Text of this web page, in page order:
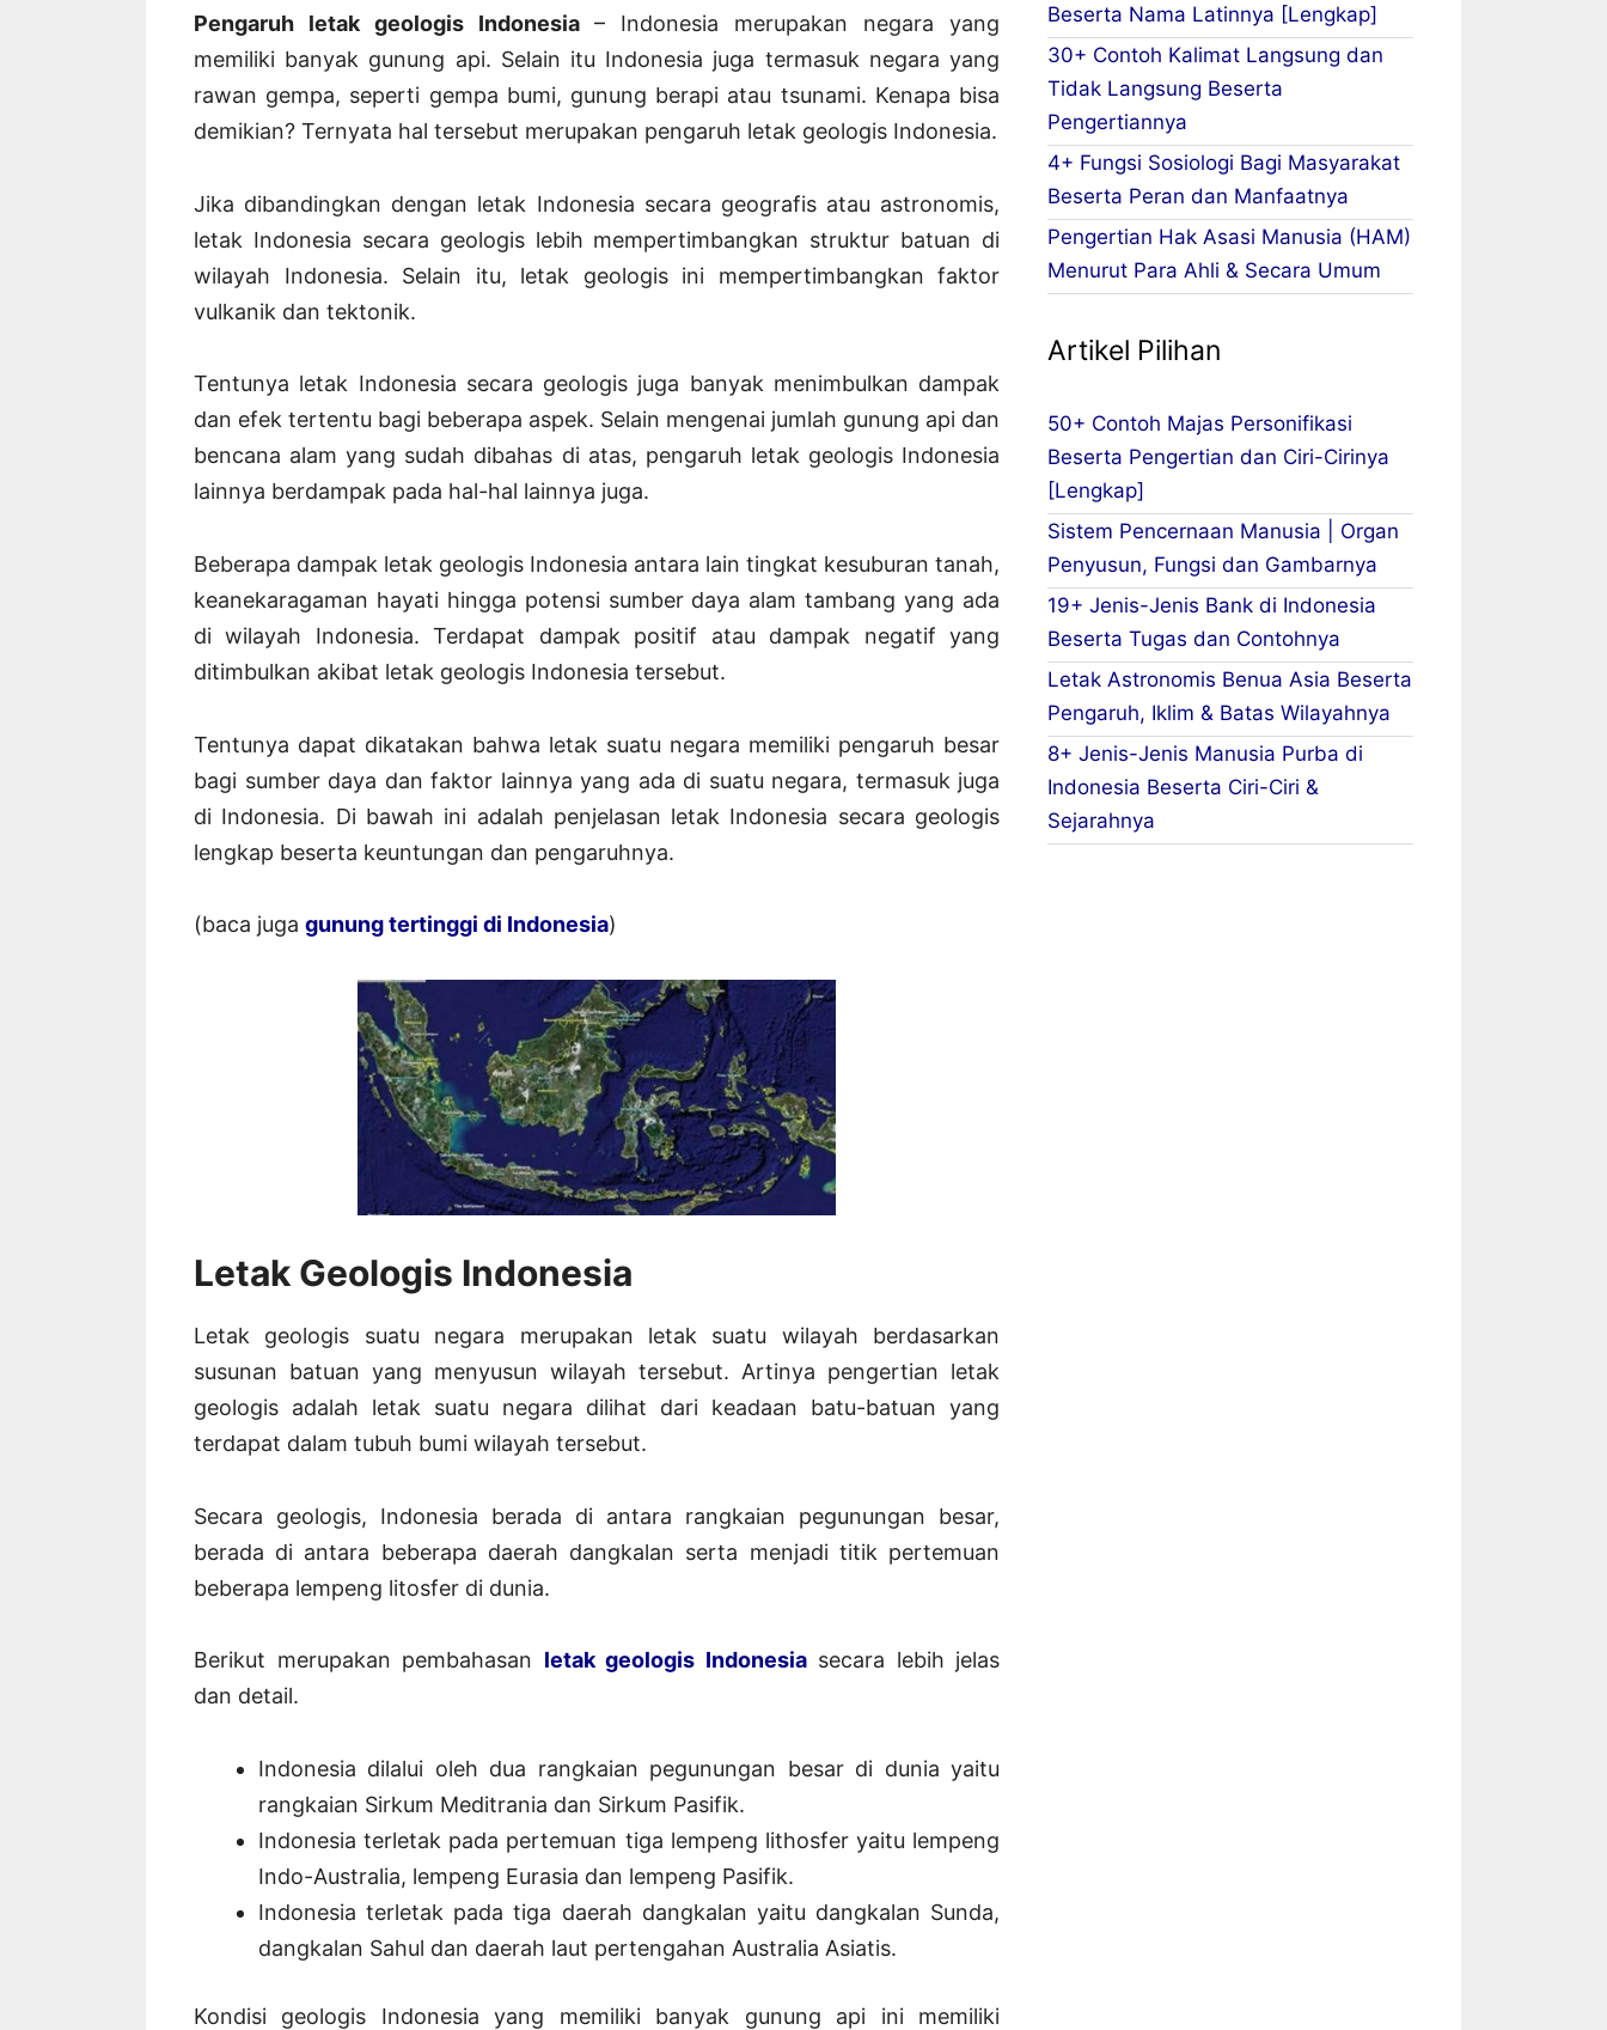
Pengaruh letak geologis Indonesia – Indonesia merupakan negara yang
memiliki banyak gunung api. Selain itu Indonesia juga termasuk negara yang
rawan gempa, seperti gempa bumi, gunung berapi atau tsunami. Kenapa bisa
demikian? Ternyata hal tersebut merupakan pengaruh letak geologis Indonesia.
Jika dibandingkan dengan letak Indonesia secara geografis atau astronomis,
letak Indonesia secara geologis lebih mempertimbangkan struktur batuan di
wilayah Indonesia. Selain itu, letak geologis ini mempertimbangkan faktor
vulkanik dan tektonik.
Tentunya letak Indonesia secara geologis juga banyak menimbulkan dampak
dan efek tertentu bagi beberapa aspek. Selain mengenai jumlah gunung api dan
bencana alam yang sudah dibahas di atas, pengaruh letak geologis Indonesia
lainnya berdampak pada hal-hal lainnya juga.
Beberapa dampak letak geologis Indonesia antara lain tingkat kesuburan tanah,
keanekaragaman hayati hingga potensi sumber daya alam tambang yang ada
di wilayah Indonesia. Terdapat dampak positif atau dampak negatif yang
ditimbulkan akibat letak geologis Indonesia tersebut.
Tentunya dapat dikatakan bahwa letak suatu negara memiliki pengaruh besar
bagi sumber daya dan faktor lainnya yang ada di suatu negara, termasuk juga
di Indonesia. Di bawah ini adalah penjelasan letak Indonesia secara geologis
lengkap beserta keuntungan dan pengaruhnya.
(baca juga gunung tertinggi di Indonesia)
Letak Geologis Indonesia
Letak geologis suatu negara merupakan letak suatu wilayah berdasarkan
susunan batuan yang menyusun wilayah tersebut. Artinya pengertian letak
geologis adalah letak suatu negara dilihat dari keadaan batu-batuan yang
terdapat dalam tubuh bumi wilayah tersebut.
Secara geologis, Indonesia berada di antara rangkaian pegunungan besar,
berada di antara beberapa daerah dangkalan serta menjadi titik pertemuan
beberapa lempeng litosfer di dunia.
Berikut merupakan pembahasan letak geologis Indonesiasecara lebih jelas
dan detail.
Indonesia dilalui oleh dua rangkaian pegunungan besar di dunia yaitu
rangkaian Sirkum Meditrania dan Sirkum Pasifik.
Indonesia terletak pada pertemuan tiga lempeng lithosfer yaitu lempeng
Indo-Australia, lempeng Eurasia dan lempeng Pasifik.
Indonesia terletak pada tiga daerah dangkalan yaitu dangkalan Sunda,
dangkalan Sahul dan daerah laut pertengahan Australia Asiatis.
Kondisi geologis Indonesia yang memiliki banyak gunung api ini memiliki
Beserta Nama Latinnya [Lengkap]
30+ Contoh Kalimat Langsung dan
Tidak Langsung Beserta
Pengertiannya
4+ Fungsi Sosiologi Bagi Masyarakat
Beserta Peran dan Manfaatnya
Pengertian Hak Asasi Manusia (HAM)
Menurut Para Ahli & Secara Umum
Artikel Pilihan
50+ Contoh Majas Personifikasi
Beserta Pengertian dan Ciri-Cirinya
[Lengkap]
Sistem Pencernaan Manusia | Organ
Penyusun, Fungsi dan Gambarnya
19+ Jenis-Jenis Bank di Indonesia
Beserta Tugas dan Contohnya
Letak Astronomis Benua Asia Beserta
Pengaruh, Iklim & Batas Wilayahnya
8+ Jenis-Jenis Manusia Purba di
Indonesia Beserta Ciri-Ciri &
Sejarahnya